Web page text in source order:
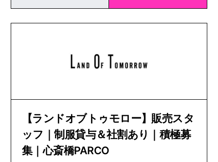
【ランドオブトゥモロー】販売スタ
ッフ｜制服貸与＆社割あり｜積極募
集｜心斎橋PARCO